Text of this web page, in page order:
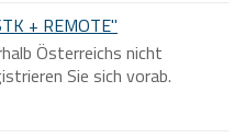
+ REMOTE"
Österreichs nicht
Sie sich vorab.